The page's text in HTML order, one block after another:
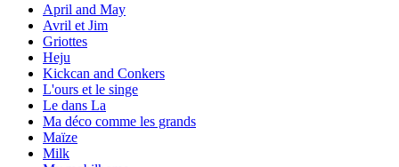
April and May
Avril et Jim
Griottes
Heju
Kickcan and Conkers
L'ours et le singe
Le dans La
Ma déco comme les grands
Maïze
Milk